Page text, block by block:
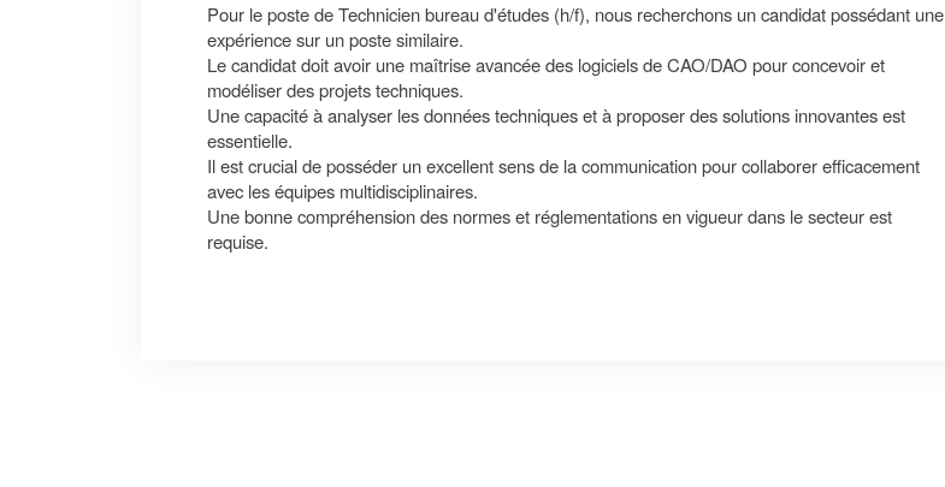
Pour le poste de Technicien bureau d'études (h/f), nous recherchons un candidat possédant une
expérience sur un poste similaire.
Le candidat doit avoir une maîtrise avancée des logiciels de CAO/DAO pour concevoir et
modéliser des projets techniques.
Une capacité à analyser les données techniques et à proposer des solutions innovantes est
essentielle.
Il est crucial de posséder un excellent sens de la communication pour collaborer efficacement
avec les équipes multidisciplinaires.
Une bonne compréhension des normes et réglementations en vigueur dans le secteur est
requise.